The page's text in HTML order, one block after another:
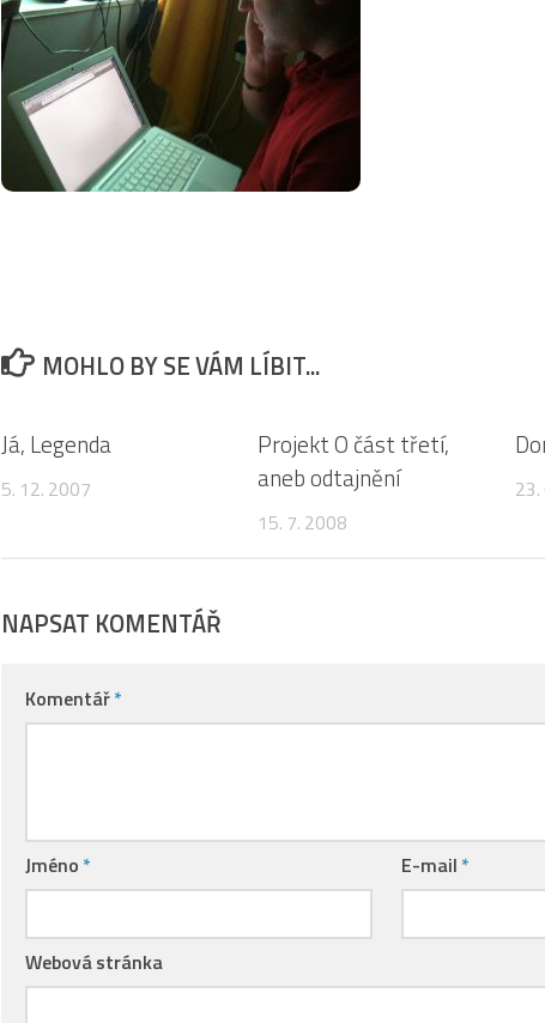
MOHLO BY SE VÁM LÍBIT...
Já, Legenda
5. 12. 2007
Projekt O část třetí,
aneb odtajnění
15. 7. 2008
NAPSAT KOMENTÁŘ
Komentář*
Jméno * E-mail *
Webová stránka